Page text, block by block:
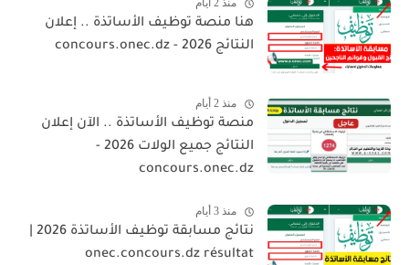
منذ 2 أيام
هنا منصة توظيف الأساتذة .. إعلان
النتائج 2026 - concours.onec.dz
منذ 2 أيام
منصة توظيف الأساتذة .. الآن إعلان
النتائج جميع الولات 2026 -
concours.onec.dz
منذ 3 أيام
نتائج مسابقة توظيف الأساتذة 2026 |
onec.concours.dz résultat